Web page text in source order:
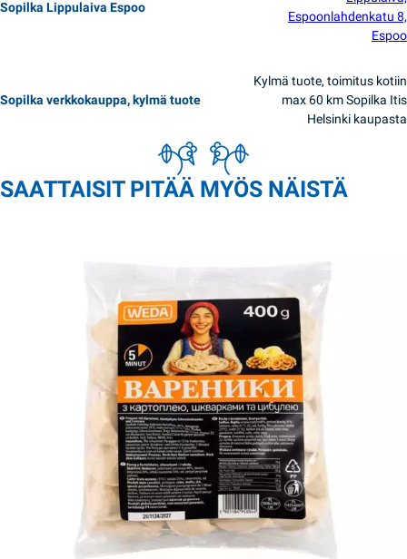
Sopilka Lippulaiva Espoo
Espoonlahdenkatu 8,
Espoo
Sopilka verkkokauppa, kylmä tuote
Kylmä tuote, toimitus kotiin
max 60 km Sopilka Itis
Helsinki kaupasta
SAATTAISIT PITÄÄ MYÖS NÄISTÄ